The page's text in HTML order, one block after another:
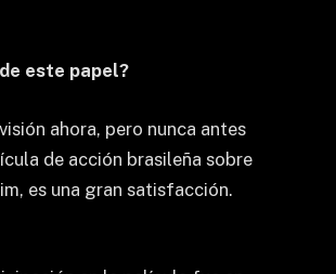
este papel?
ahora, pero nunca antes
de acción brasileña sobre
es una gran satisfacción.